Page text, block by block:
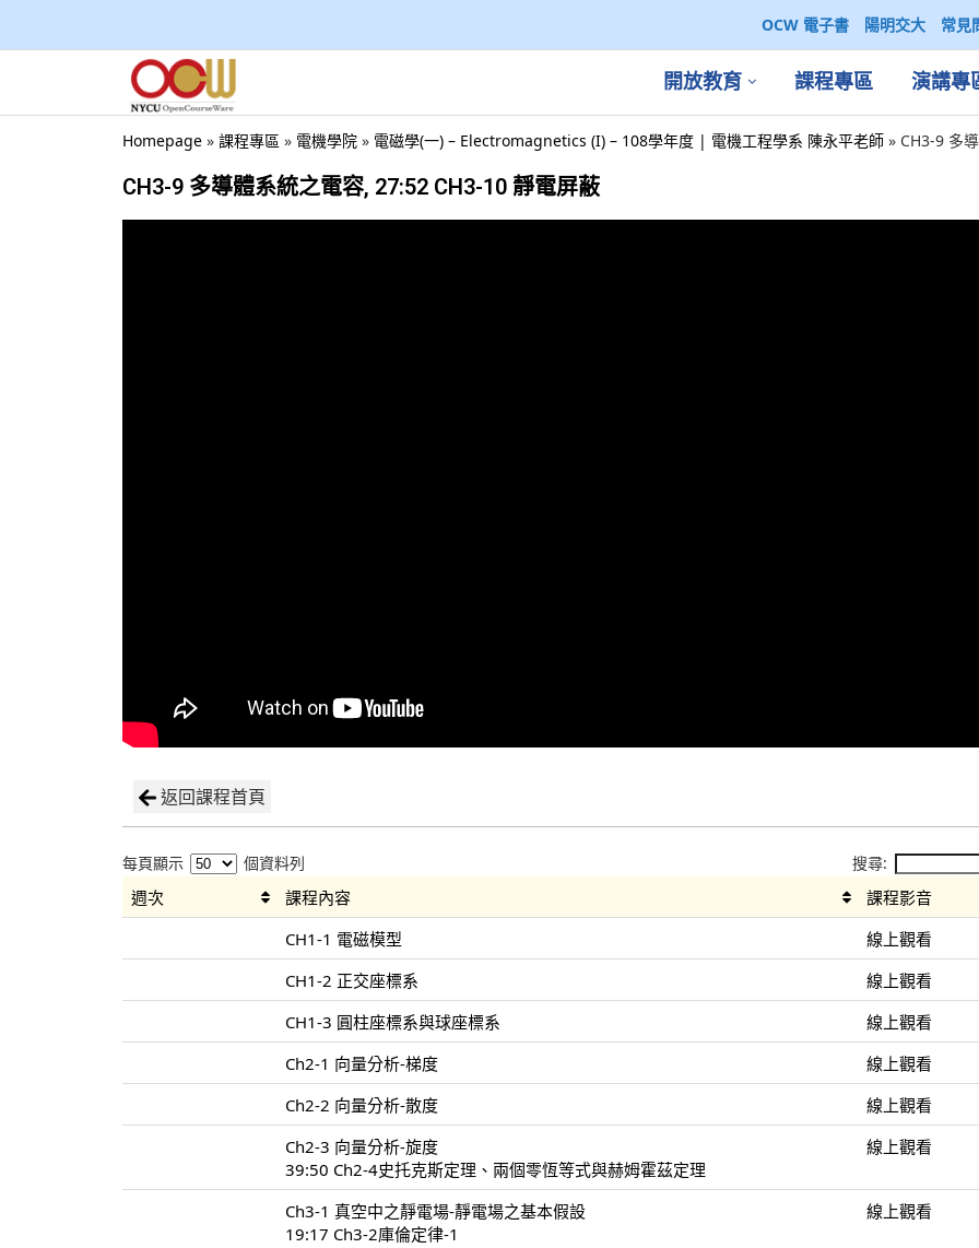
OCW 電子書 陽明交大 常見
開放教育 課程專區 演講專
Homepage » 課程專區 » 電機學院 » 電磁學(一) – Electromagnetics (I) – 108學年度 | 電機工程學系 陳永平老師 » CH3-9 多
CH3-9 多導體系統之電容, 27:52 CH3-10 靜電屏蔽
返回課程首頁
每頁顯示 個資料列 搜尋:
週次 課程內容
課程影音
CH1-1 電磁模型
線上觀看
CH1-2 正交座標系
線上觀看
CH1-3 圓柱座標系與球座標系
線上觀看
Ch2-1 向量分析-梯度
線上觀看
Ch2-2 向量分析-散度
線上觀看
Ch2-3 向量分析-旋度
39:50 Ch2-4史托克斯定理、兩個零恆等式與赫姆霍茲定理
線上觀看
Ch3-1 真空中之靜電場-靜電場之基本假設
19:17 Ch3-2庫倫定律-1
線上觀看